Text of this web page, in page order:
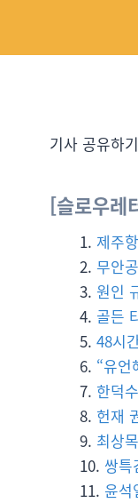
기사 공유하기
[슬로우레
제주
무안
원인
골든
48시
“유언
한덕
헌재
최상
쌍
윤석